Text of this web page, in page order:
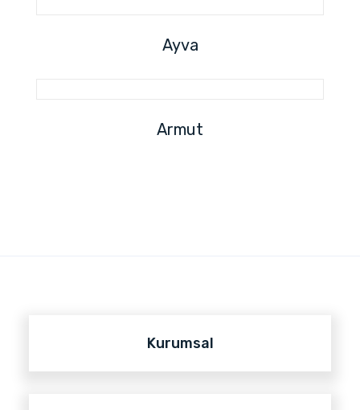
Ayva
Armut
Kurumsal